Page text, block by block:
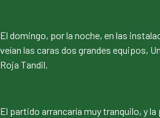
El domingo, por la noche, en las
veían las caras dos grandes equipos,
Roja Tandil.
El partido arrancaría muy tranquilo, y